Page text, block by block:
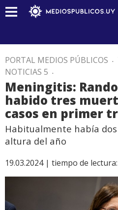
PORTAL MEDIOS PÚBLICOS .
NOTICIAS 5 .
Meningitis:
habido tres
casos en primer
Habitualmente había
altura del año
19.03.2024 | tiempo de lectura: